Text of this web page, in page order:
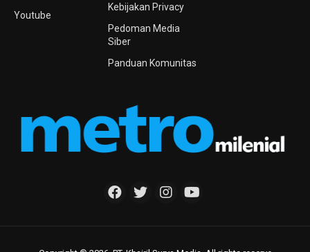
Youtube
Kebijakan Privacy
Pedoman Media
Siber
Panduan Komunitas